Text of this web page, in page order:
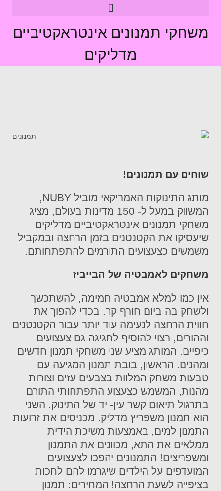
משחקי תמנונים אינטראקטיביים
מדליקים
שוחים עם תמנונים!
מותג התינוקות האמריקאי מוביל NUBY,
המשווק במעל ל- 150 מדינות בעולם, מציג
משחקי תמנונים אינטראקטיביים מדליקים
שיעסיקו את הקטנטנים בזמן הרחצה ובמקביל
משמשים כצעצועים התורמים להתפתחותם.
משחקים לאמבטיה של הבייביז
אין כמו למלא אמבטיה חמימה, להשתכשך
ולשחק בה ביום חורף קר. בכדי להפוך את
חווית הרחצה לנעימה עוד יותר עבור הקטנטנים
וההורים, רצוי להוסיף לחגיגה גם צעצועים
כיפיים. המותג מציע שני משחקי תמנון חדשים
ומהנים. הראשון, בובת תמנון המגיעה עם
טבעות משחק המלוות בצבעים עזים וצורות
מהנות, המשמש כצעצוע התפתחותי התורם
בתרגול תיאום קשר עין- יד של התינוק. השני
הוא תמנון משפריץ מדליק. מכניסים את זרועות
התמנון למים, באמצעות משיכת הידית
ממלאים את התא, מכוונים את התמנון
ומשפריצים! התמנונים יהפכו לצעצועים
המועדפים על הילדים שיגרמו להם לחכות
בציפייה לשעת הרחצה! המחירים: תמנון